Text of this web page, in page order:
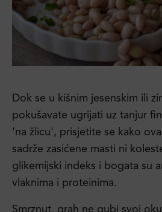
Dok se u kišnim jesenskim ili
pokušavate ugrijati uz tanjur
'na žlicu', prisjetite se kako
sadrže zasićene masti ni
glikemijski indeks i bogata su
vlaknima i proteinima.
Smrznut, grah ne gubi svoj